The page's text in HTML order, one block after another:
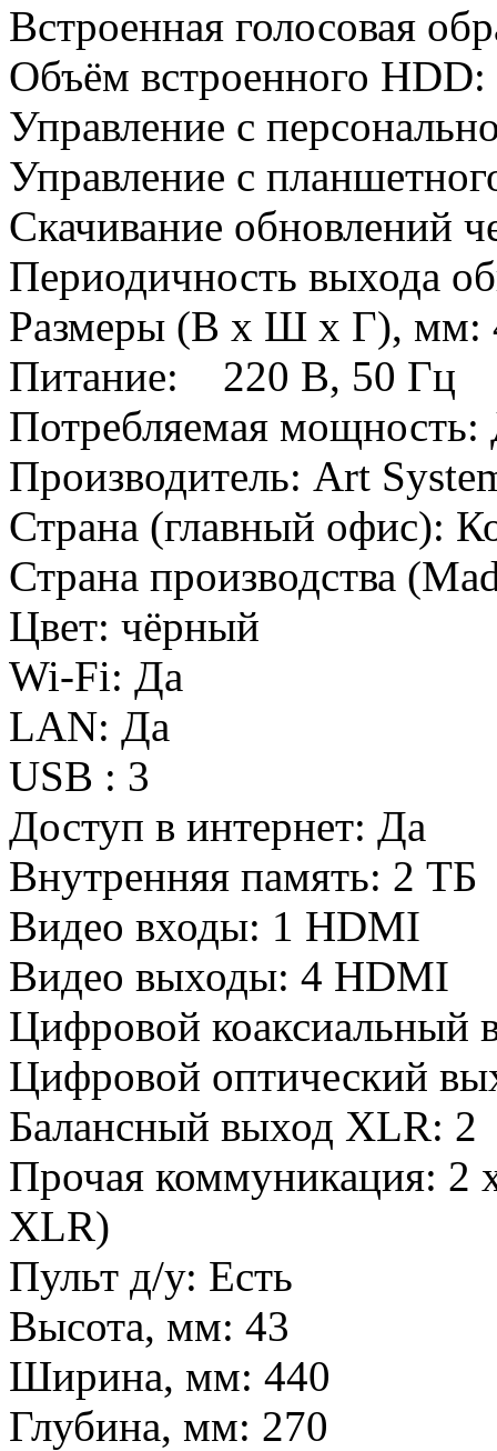
Встроенная голосовая
Объём встроенного
Управление с
Управление с
Скачивание обновлений
Периодичность выхода
Размеры (В x Ш x Г), мм:
Питание: 220 В, 50 Гц
Потребляемая
Производитель: Art
Страна (главный офис):
Страна производства
Цвет: чёрный
Wi-Fi: Да
LAN: Да
USB : 3
Доступ в интернет: Да
Внутренняя память: 2 ТБ
Видео входы: 1 HDMI
Видео выходы: 4 HDMI
Цифровой коаксиальный
Цифровой оптический
Балансный выход XLR: 2
Прочая коммуникация: 2
XLR)
Пульт д/у: Есть
Высота, мм: 43
Ширина, мм: 440
Глубина, мм: 270